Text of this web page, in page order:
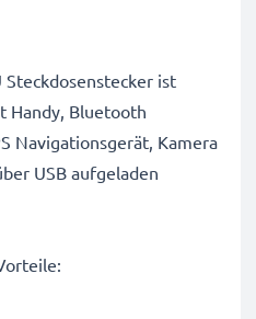
ist
Handy, Bluetooth
Navigationsgerät, Kamera
USB aufgeladen